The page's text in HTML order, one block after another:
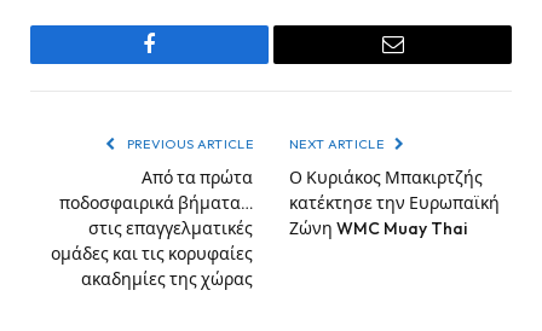
Facebook Email
PREVIOUS ARTICLE
Από τα πρώτα
ποδοσφαιρικά βήματα…
στις επαγγελματικές
ομάδες και τις κορυφαίες
ακαδημίες της χώρας
NEXT ARTICLE
Ο Κυριάκος Μπακιρτζής
κατέκτησε την Ευρωπαϊκή
Ζώνη WMC Muay Thai